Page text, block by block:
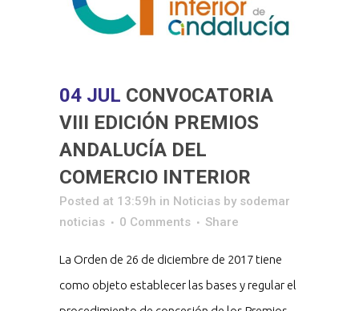
04 JUL CONVOCATORIA
VIII EDICIÓN PREMIOS
ANDALUCÍA DEL
COMERCIO INTERIOR
Posted at 13:59h in Noticias by sodemar
noticias
0 Comments Share
La Orden de 26 de diciembre de 2017 tiene
como objeto establecer las bases y regular el